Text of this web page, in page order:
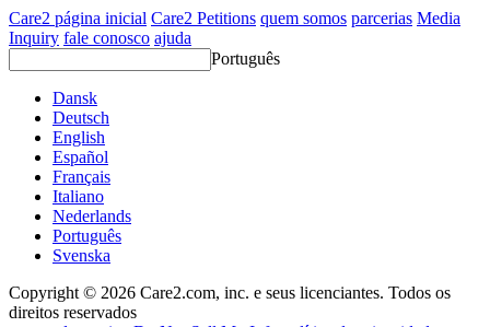
Care2 página inicial Care2 Petitions quem somos parcerias Media
Inquiry fale conosco ajuda
Português
Dansk
Deutsch
English
Español
Français
Italiano
Nederlands
Português
Svenska
Copyright © 2026 Care2.com, inc. e seus licenciantes. Todos os
direitos reservados